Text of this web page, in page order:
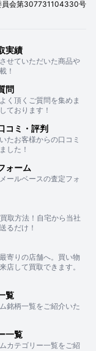
会第307731104330号
実績
せていただいた商品や
！
問
く頂くご質問を集めま
ております！
コミ・評判
たお客様からの口コミ
した！
ォーム
ールベースの査定フォ
取方法！自宅から当社
るだけ！
寄りの店舗へ。買い物
店して買取できます。
覧
銘柄一覧をご紹介いた
一覧
カテゴリー一覧をご紹